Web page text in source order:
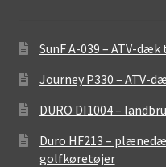
SunF A-039 – ATV-
Journey P330 – ATV-
DURO DI1004 –
Duro HF213 –
golfkøretøjer